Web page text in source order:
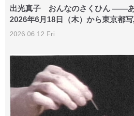
出光真子 おんなのさくひん ――
2026年6月18日（木）から東京都
2026.06.12 Fri